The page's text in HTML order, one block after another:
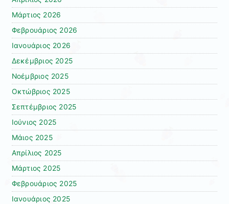
Μάρτιος 2026
Φεβρουάριος 2026
Ιανουάριος 2026
Δεκέμβριος 2025
Νοέμβριος 2025
Οκτώβριος 2025
Σεπτέμβριος 2025
Ιούνιος 2025
Μάιος 2025
Απρίλιος 2025
Μάρτιος 2025
Φεβρουάριος 2025
Ιανουάριος 2025